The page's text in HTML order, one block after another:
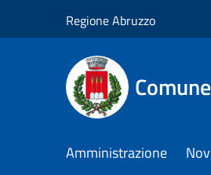
Regione Abruzzo
Amministrazione